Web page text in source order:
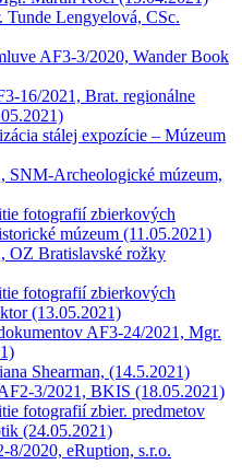
Lengyelová, CSc.
AF3-3/2020, Wander Book
16/2021, Brat. regionálne
stálej expozície – Múzeum
SNM-Archeologické múzeum,
fotografií zbierkových
múzeum (11.05.2021)
OZ Bratislavské rožky
fotografií zbierkových
(13.05.2021)
AF3-24/2021, Mgr.
Shearman, (14.5.2021)
3/2021, BKIS (18.05.2021)
fotografií zbier. predmetov
(24.05.2021)
2020, eRuption, s.r.o.